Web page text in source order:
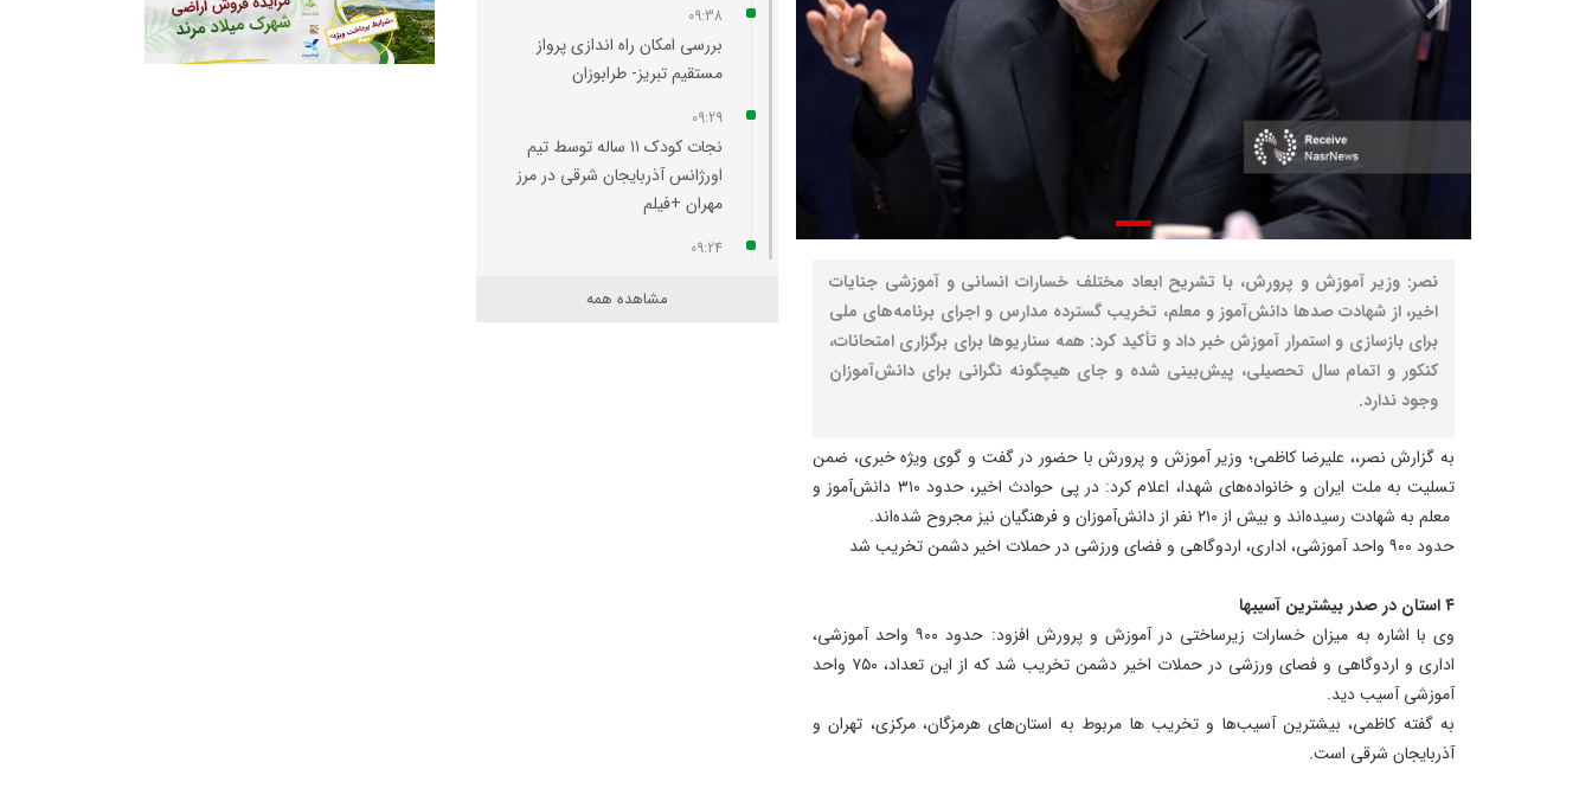
نصر: وزیر آموزش و پرورش، با تشریح ابعاد مختلف خسارات انسانی و آموزشی جنایات
اخیر، از شهادت صدها دانش‌آموز و معلم، تخریب گسترده مدارس و اجرای برنامه‌های ملی
برای بازسازی و استمرار آموزش خبر داد و تأکید کرد: همه سناریوها برای برگزاری امتحانات،
کنکور و اتمام سال تحصیلی، پیش‌بینی شده و جای هیچگونه نگرانی برای دانش‌آموزان
وجود ندارد.
به گزارش نصر،، علیرضا کاظمی؛ وزیر آموزش و پرورش با حضور در گفت و گوی ویژه خبری، ضمن
تسلیت به ملت ایران و خانواده‌های شهدا، اعلام کرد: در پی حوادث اخیر، حدود ۳۱۰ دانش‌آموز و
معلم به شهادت رسیده‌اند و بیش از ۲۱۰ نفر از دانش‌آموزان و فرهنگیان نیز مجروح شده‌اند.
حدود ۹۰۰ واحد آموزشی، اداری، اردوگاهی و فضای ورزشی در حملات اخیر دشمن تخریب شد
۴ استان در صدر بیشترین آسیبها
وی با اشاره به میزان خسارات زیرساختی در آموزش و پرورش افزود: حدود ۹۰۰ واحد آموزشی،
اداری و اردوگاهی و فصای ورزشی در حملات اخیر دشمن تخریب شد که از این تعداد، ۷۵۰ واحد
آموزشی آسیب دید.
به گفته کاظمی، بیشترین آسیب‌ها و تخریب ها مربوط به استان‌های هرمزگان، مرکزی، تهران و
آذربایجان شرقی است.
09:38
بررسی امکان راه‌ اندازی پرواز
مستقیم تبریز- طرابوزان
09:29
نجات کودک ۱۱ ساله توسط تیم
اورژانس آذربایجان شرقی در مرز
مهران +فیلم
09:24
اربعینی کشورمشاهده همه